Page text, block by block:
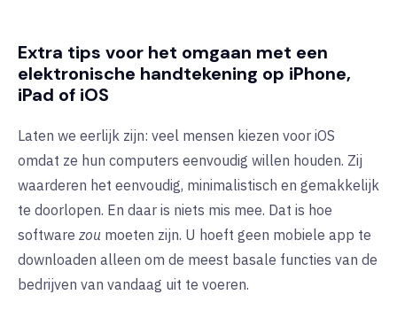
Extra tips voor het omgaan met een
elektronische handtekening op iPhone,
iPad of iOS
Laten we eerlijk zijn: veel mensen kiezen voor iOS
omdat ze hun computers eenvoudig willen houden. Zij
waarderen het eenvoudig, minimalistisch en gemakkelijk
te doorlopen. En daar is niets mis mee. Dat is hoe
software zou moeten zijn. U hoeft geen mobiele app te
downloaden alleen om de meest basale functies van de
bedrijven van vandaag uit te voeren.